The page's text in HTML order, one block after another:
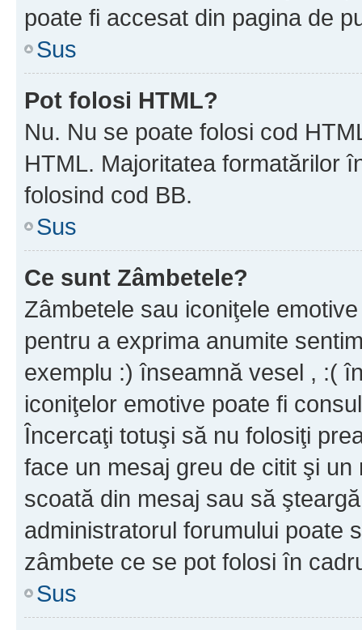
poate fi accesat din pagina de
Sus
Pot folosi HTML?
Nu. Nu se poate folosi cod
HTML. Majoritatea formatărilor
folosind cod BB.
Sus
Ce sunt Zâmbetele?
Zâmbetele sau iconiţele
pentru a exprima anumite
exemplu :) înseamnă vesel , :(
iconiţelor emotive poate fi
Încercaţi totuşi să nu folosiţi
face un mesaj greu de citit şi
scoată din mesaj sau să
administratorul forumului poate
zâmbete ce se pot folosi în
Sus